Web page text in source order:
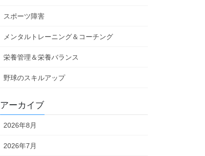
スポーツ障害
メンタルトレーニング＆コーチング
栄養管理＆栄養バランス
野球のスキルアップ
アーカイブ
2026年8月
2026年7月